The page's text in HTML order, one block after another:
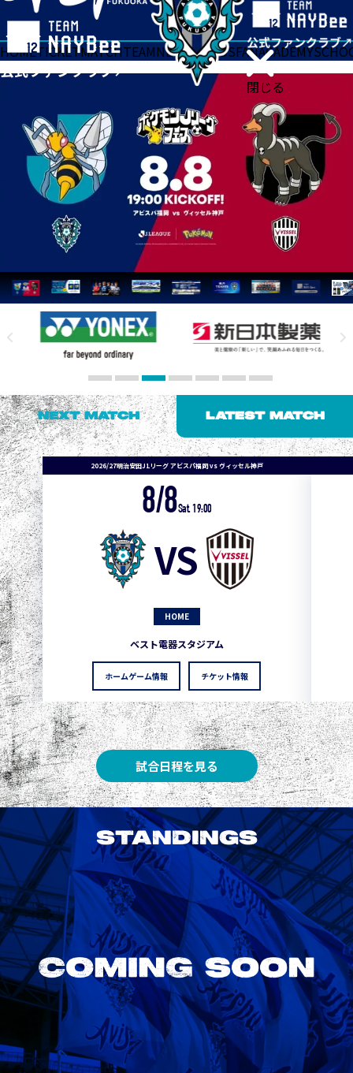
閉じる
HOMETICKETMATCHTEAMNEWSGOODSFANACADEMY
NEXT MATCH LATEST MATCH
2026/27明治安田J1リーグ アビスパ福岡 vs ヴィッセル神戸
8/8Sat. 19:00
VS
HOME
ベスト電器スタジアム
ホームゲーム情報 チケット情報
試合日程を見る
STANDINGS